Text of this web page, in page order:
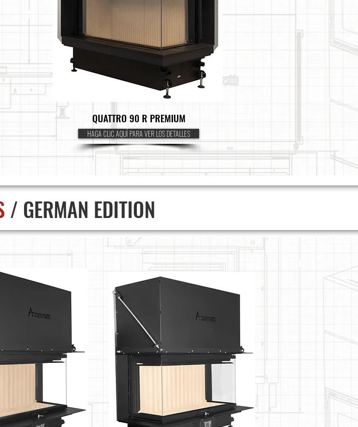
QUATTRO 90 R PREMIUM
HAGA CLIC AQUÍ PARA VER LOS DETALLES
/ GERMAN EDITION